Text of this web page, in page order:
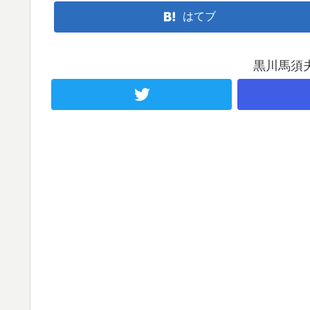
はてブ
黒川馬須